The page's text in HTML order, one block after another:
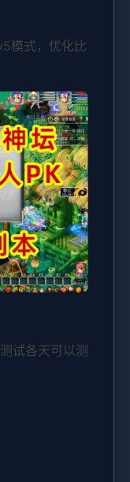
模式，优化比
试各天可以测